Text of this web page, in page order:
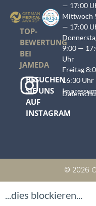
— 17:00
Mittwoch
— 17:00
9:00 —
Uhr
Freitag
16:30 Uhr
TOP-
BEWERTUNG
BEI
JAMEDA
BESUCHEN
SIE UNS
AUF
INSTAGRAM
© 2026
...dies blockieren...